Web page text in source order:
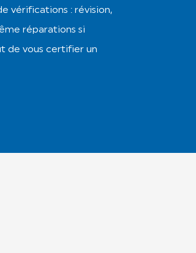
vérifications : révision,
réparations si
de vous certifier un